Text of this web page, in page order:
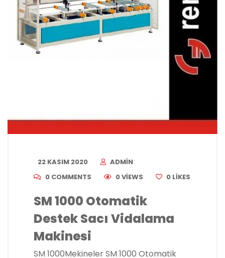
22 KASIM 2020
ADMIN
0 COMMENTS
0 VIEWS 0 LIKES
SM 1000 Otomatik
Destek Sacı Vidalama
Makinesi
SM 1000Mekineler SM 1000 Otomatik